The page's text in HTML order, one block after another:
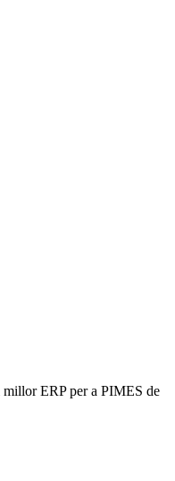
millor ERP per a PIMES de